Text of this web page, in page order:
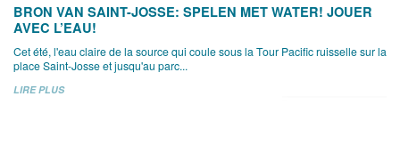
BRON VAN SAINT-JOSSE: SPELEN MET WATER! JOUER
AVEC L’EAU!
Cet été, l'eau claire de la source qui coule sous la Tour Pacific ruisselle sur la
place Saint-Josse et jusqu'au parc...
LIRE PLUS